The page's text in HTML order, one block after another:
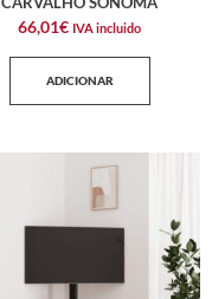
66,01€ IVA incluido
ADICIONAR